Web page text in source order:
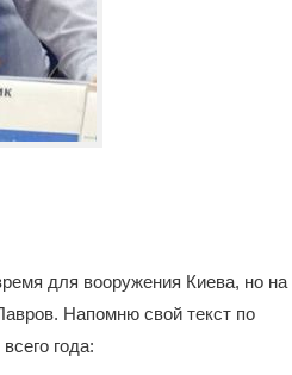
для вооружения Киева, но на
Напомню свой текст по
года: